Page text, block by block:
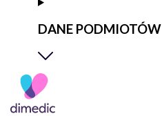
DANE PODMIOTÓW